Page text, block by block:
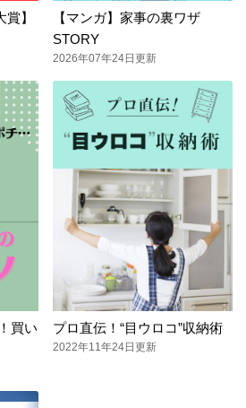
】
【マンガ】家事の裏ワザ
STORY
2026年07年24日更新
買い
プロ直伝！“目ウロコ”収納術
2022年11年24日更新